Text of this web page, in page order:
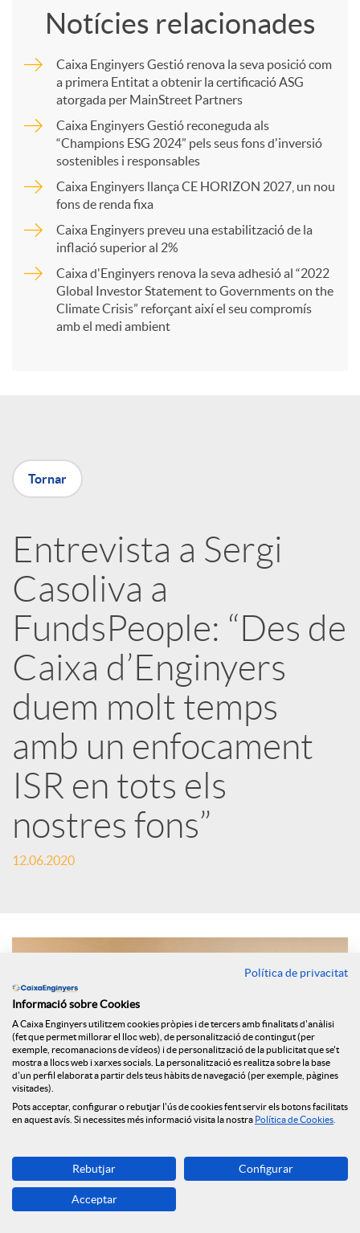
m
r
X
a
r
x
e
s
S
o
c
l
s
Notícies relacionades
Caixa Enginyers Gestió renova la seva posició com
a primera Entitat a obtenir la certificació ASG
atorgada per MainStreet Partners
Caixa Enginyers Gestió reconeguda als
“Champions ESG 2024” pels seus fons d'inversió
sostenibles i responsables
Caixa Enginyers llança CE HORIZON 2027, un nou
fons de renda fixa
Caixa Enginyers preveu una estabilització de la
inflació superior al 2%
Caixa d'Enginyers renova la seva adhesió al “2022
Global Investor Statement to Governments on the
Climate Crisis” reforçant així el seu compromís
amb el medi ambient
Tornar
Entrevista a Sergi
Casoliva a
FundsPeople: “Des de
Caixa d’Enginyers
duem molt temps
amb un enfocament
ISR en tots els
nostres fons”
12.06.2020
Els principals selectors d’Espanya han assenyalat per al mitjà
digital FundsPeople quines variacions ha portat aquesta crisi
Política de privacitat
Informació sobre Cookies
A Caixa Enginyers utilitzem cookies pròpies i de tercers amb finalitats d'anàlisi
(fet que permet millorar el lloc web), de personalització de contingut (per
exemple, recomanacions de vídeos) i de personalització de la publicitat que se't
mostra a llocs web i xarxes socials. La personalització es realitza sobre la base
d'un perfil elaborat a partir dels teus hàbits de navegació (per exemple, pàgines
visitades).
Pots acceptar, configurar o rebutjar l'ús de cookies fent servir els botons facilitats
en aquest avís. Si necessites més informació visita la nostra Política de Cookies
Rebutjar Configurar
Acceptar